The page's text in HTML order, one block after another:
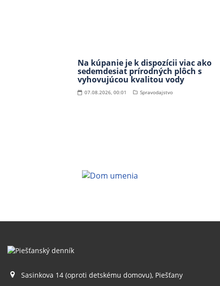
Na kúpanie je k dispozícii viac ako
sedemdesiat prírodných plôch s
vyhovujúcou kvalitou vody
07.08.2026, 00:01 Spravodajstvo
Sasinkova 14 (oproti detskému domovu), Piešťany